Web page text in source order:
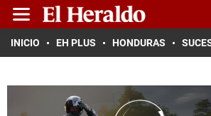
INICIO EH PLUS HONDURAS